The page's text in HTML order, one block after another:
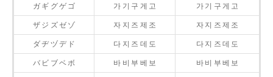
ガ ギ グ ゲ ゴ 가 기 구 게 고 가 기 구 게 고
ザ ジ ズ ゼ ゾ 자 지 즈 제 조 자 지 즈 제 조
ダ ヂ ヅ デ ド 다 지 즈 데 도 다 지 즈 데 도
バ ビ ブ ベ ボ 바 비 부 베 보 바 비 부 베 보